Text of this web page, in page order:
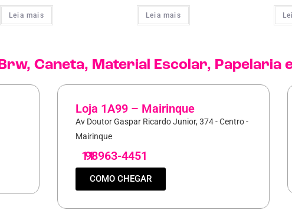
Leia mais Leia mais
Brw, Caneta, Material Escolar, Papelaria
Loja 1A99 – Mairinque
Av Doutor Gaspar Ricardo Junior, 374 - Centro -
Mairinque
11
98963-4451
COMO CHEGAR